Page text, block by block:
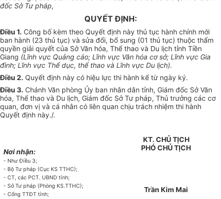
đốc Sở Tư pháp,
QUYẾT ĐỊNH:
Điều 1. Công bố kèm theo Quyết định này thủ tục hành chính mới
ban hành (23 thủ tục) và sửa đổi, bổ sung (01 thủ tục) thuộc thẩm
quyền giải quyết của Sở Văn hóa, Thể thao và Du lịch tỉnh Tiền
Giang (Lĩnh vực Quảng cáo; Lĩnh vực Văn hóa cơ sở; Lĩnh vực Gia
đình; Lĩnh vực Thể dục, thể thao và Lĩnh vực Du lịch).
Điều 2. Quyết định này có hiệu lực thi hành kể từ ngày ký.
Điều 3. Chánh Văn phòng Ủy ban nhân dân tỉnh, Giám đốc Sở Văn
hóa, Thể thao và Du lịch, Giám đốc Sở Tư pháp, Thủ trưởng các cơ
quan, đơn vị và cá nhân có liên quan chịu trách nhiệm thi hành
Quyết định này./.
Nơi nhận:
- Như Điều 3;
- Bộ Tư pháp (Cục KS TTHC);
- CT, các PCT. UBND tỉnh;
- Sở Tư pháp (Phòng KS.TTHC);
- Cổng TTĐT tỉnh;
KT. CHỦ TỊCH
PHÓ CHỦ TỊCH
Trần Kim Mai